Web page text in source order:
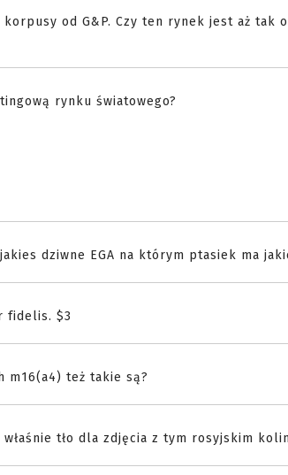
od G&P. Czy ten rynek jest aż tak
rynku światowego?
dziwne EGA na którym ptasiek ma
fidelis. $3
m16(a4) też takie są?
tło dla zdjęcia z tym rosyjskim